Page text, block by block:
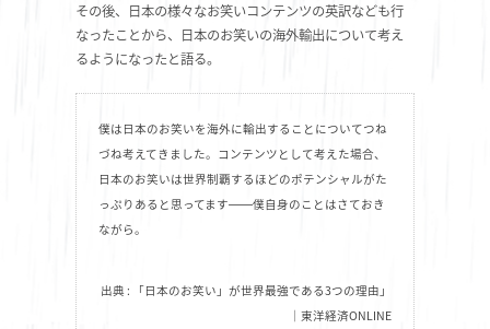
その後、日本の様々なお笑いコンテンツの英訳なども行
なったことから、日本のお笑いの海外輸出について考え
るようになったと語る。
僕は日本のお笑いを海外に輸出することについてつね
づね考えてきました。コンテンツとして考えた場合、
日本のお笑いは世界制覇するほどのポテンシャルがた
っぷりあると思ってます――僕自身のことはさておき
ながら。
出典 : 「日本のお笑い」が世界最強である3つの理由」
｜東洋経済ONLINE